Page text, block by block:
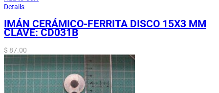
Details
IMÁN CERÁMICO-FERRITA DISCO 15X3 MM
CLAVE: CD031B
$ 87.00